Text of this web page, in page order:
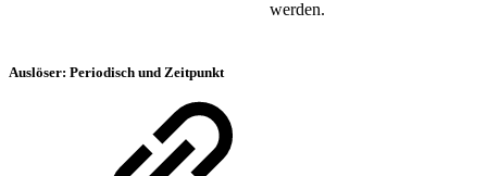
werden.
Auslöser: Periodisch und Zeitpunkt